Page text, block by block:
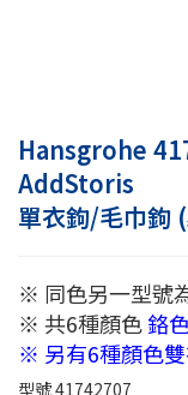
Hansgrohe
AddStoris
單衣鉤/毛巾鉤
※ 同色另一型號
※ 共6種顏色鉻
※ 另有6種顏色
型號41742707